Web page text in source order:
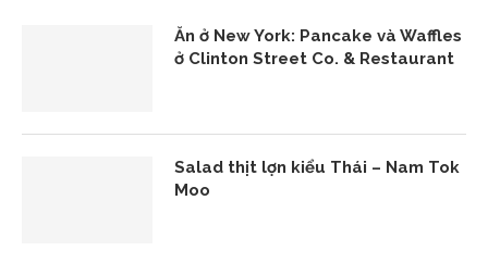
Ăn ở New York: Pancake và Waffles
ở Clinton Street Co. & Restaurant
Salad thịt lợn kiểu Thái – Nam Tok
Moo